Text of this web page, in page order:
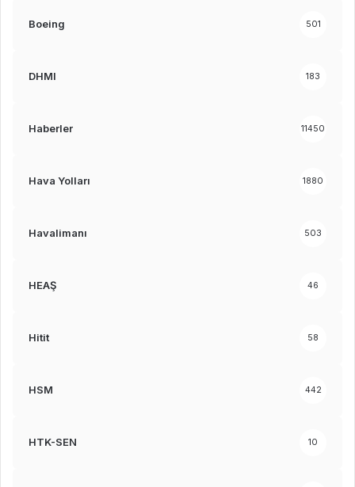
Boeing 501
DHMI 183
Haberler 11450
Hava Yolları 1880
Havalimanı 503
HEAŞ 46
Hitit 58
HSM 442
HTK-SEN 10